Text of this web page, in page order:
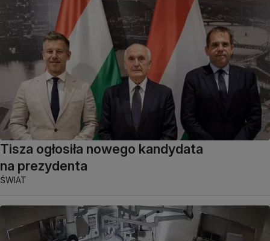
Tisza ogłosiła nowego kandydata
na prezydenta
ŚWIAT